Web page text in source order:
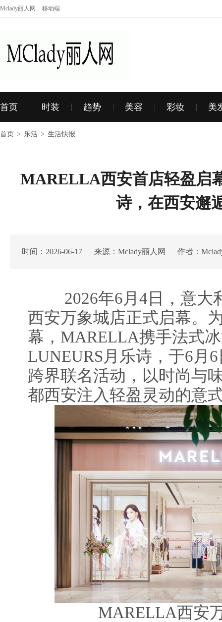
Mclady丽人网 移动端
首页 时装 趋势 美容 彩妆 美
首页 > 乐活 > 生活快报
MARELLA西安首店轻盈
诗，在西安邂
时间：2026-06-17 来源：Mclady丽人网 作者：
2026年6月4日，意大
西安万象城店正式启幕。
幕，MARELLA携手法式
LUNEURS月乐诗，于6月
跨界联名活动，以时尚与
都西安注入轻盈灵动的意
MARELLA西安